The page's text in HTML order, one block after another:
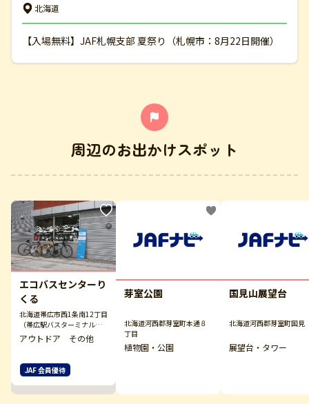
北海道
【入場無料】JAF札幌支部 夏祭り（札幌市：8月22日開催）
周辺のお出かけスポット
エコバスセンターり
くる
北海道帯広市西1条南12丁目
（帯広駅バスターミナル
内）
アウトドア その他
JAF 会員優待
芽室公園
北海道河西郡芽室町本通８
丁目
植物園・公園
国見山展望台
北海道河西郡芽室町国見
展望台・タワー